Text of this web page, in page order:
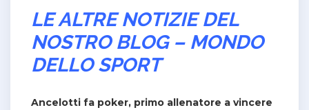
LE ALTRE NOTIZIE DEL
NOSTRO BLOG – MONDO
DELLO SPORT
Ancelotti fa poker, primo allenatore a vincere